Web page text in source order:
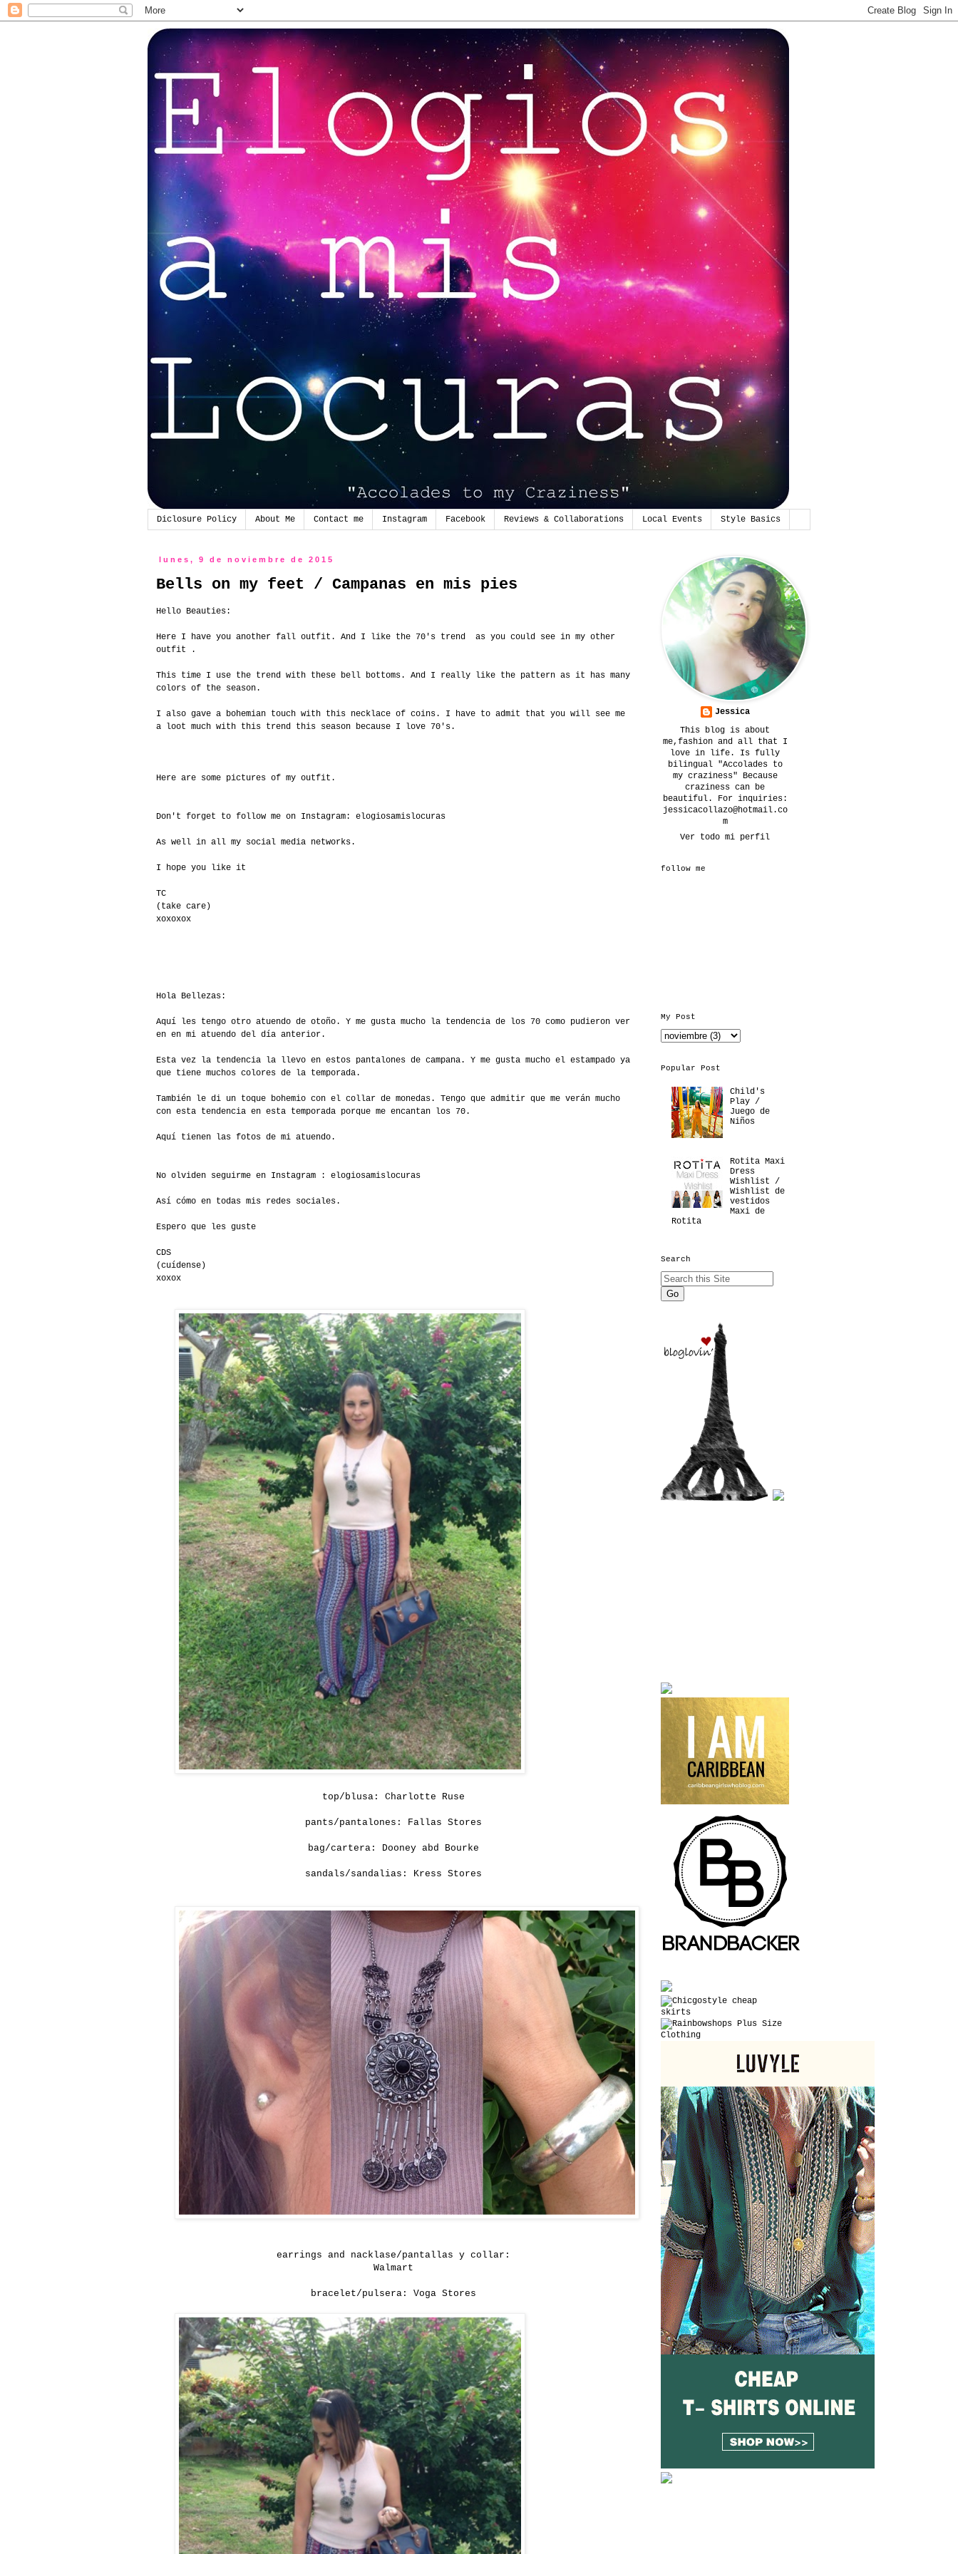
Diclosure Policy About Me Contact me Instagram Facebook Reviews & Collaborations Local Events Style Basics
lunes, 9 de noviembre de 2015
Bells on my feet / Campanas en mis pies
Hello Beauties:
Here I have you another fall outfit. And I like the 70's trend as you could see in my other
outfit .
This time I use the trend with these bell bottoms. And I really like the pattern as it has many
colors of the season.
I also gave a bohemian touch with this necklace of coins. I have to admit that you will see me
a loot much with this trend this season because I love 70's.
Here are some pictures of my outfit.
Don't forget to follow me on Instagram: elogiosamislocuras
As well in all my social media networks.
I hope you like it
TC
(take care)
xoxoxox
Hola Bellezas:
Aquí les tengo otro atuendo de otoño. Y me gusta mucho la tendencia de los 70 como pudieron ver
en en mi atuendo del día anterior.
Esta vez la tendencia la llevo en estos pantalones de campana. Y me gusta mucho el estampado ya
que tiene muchos colores de la temporada.
También le di un toque bohemio con el collar de monedas. Tengo que admitir que me verán mucho
con esta tendencia en esta temporada porque me encantan los 70.
Aquí tienen las fotos de mi atuendo.
No olviden seguirme en Instagram : elogiosamislocuras
Así cómo en todas mis redes sociales.
Espero que les guste
CDS
(cuídense)
xoxox
top/blusa: Charlotte Ruse
pants/pantalones: Fallas Stores
bag/cartera: Dooney abd Bourke
sandals/sandalias: Kress Stores
earrings and nacklase/pantallas y collar:
Walmart
bracelet/pulsera: Voga Stores
Jessica
This blog is about
me,fashion and all that I
love in life. Is fully
bilingual "Accolades to
my craziness" Because
craziness can be
beautiful. For inquiries:
jessicacollazo@hotmail.co
m
Ver todo mi perfil
follow me
My Post
Popular Post
Child's
Play /
Juego de
Niños
Rotita Maxi
Dress
Wishlist /
Wishlist de
vestidos
Maxi de
Rotita
Search